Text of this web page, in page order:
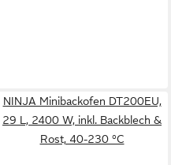
NINJA Minibackofen DT200EU,
29 L, 2400 W, inkl. Backblech &
Rost, 40-230 °C